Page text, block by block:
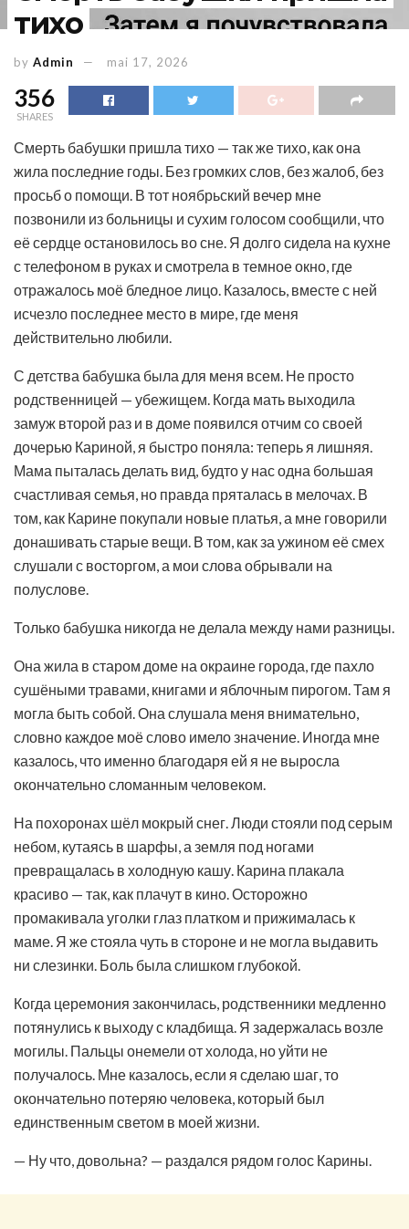
тихо
by Admin mai 17, 2026
356
SHARES
Смерть бабушки пришла тихо — так же тихо, как она
жила последние годы. Без громких слов, без жалоб, без
просьб о помощи. В тот ноябрьский вечер мне
позвонили из больницы и сухим голосом сообщили, что
её сердце остановилось во сне. Я долго сидела на кухне
с телефоном в руках и смотрела в темное окно, где
отражалось моё бледное лицо. Казалось, вместе с ней
исчезло последнее место в мире, где меня
действительно любили.
С детства бабушка была для меня всем. Не просто
родственницей — убежищем. Когда мать выходила
замуж второй раз и в доме появился отчим со своей
дочерью Кариной, я быстро поняла: теперь я лишняя.
Мама пыталась делать вид, будто у нас одна большая
счастливая семья, но правда пряталась в мелочах. В
том, как Карине покупали новые платья, а мне говорили
донашивать старые вещи. В том, как за ужином её смех
слушали с восторгом, а мои слова обрывали на
полуслове.
Только бабушка никогда не делала между нами разницы.
Она жила в старом доме на окраине города, где пахло
сушёными травами, книгами и яблочным пирогом. Там я
могла быть собой. Она слушала меня внимательно,
словно каждое моё слово имело значение. Иногда мне
казалось, что именно благодаря ей я не выросла
окончательно сломанным человеком.
На похоронах шёл мокрый снег. Люди стояли под серым
небом, кутаясь в шарфы, а земля под ногами
превращалась в холодную кашу. Карина плакала
красиво — так, как плачут в кино. Осторожно
промакивала уголки глаз платком и прижималась к
маме. Я же стояла чуть в стороне и не могла выдавить
ни слезинки. Боль была слишком глубокой.
Когда церемония закончилась, родственники медленно
потянулись к выходу с кладбища. Я задержалась возле
могилы. Пальцы онемели от холода, но уйти не
получалось. Мне казалось, если я сделаю шаг, то
окончательно потеряю человека, который был
единственным светом в моей жизни.
— Ну что, довольна? — раздался рядом голос Карины.